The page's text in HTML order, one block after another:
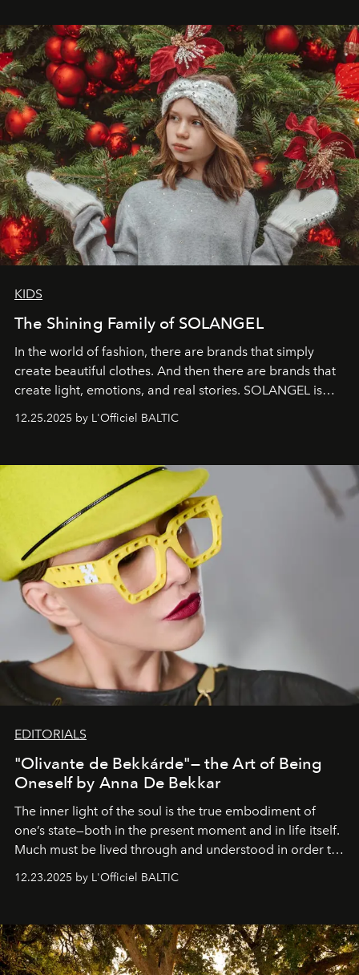
elegance is not hidden by darkness but revealed
through clarity, movement, and presence."
KIDS
The Shining Family of SOLANGEL
In the world of fashion, there are brands that simply
create beautiful clothes. And then there are brands that
create light, emotions, and real stories. SOLANGEL is
12.25.2025 by L'Officiel BALTIC
EDITORIALS
"Olivante de Bekkárde"— the Art of Being
Oneself by Anna De Bekkar
The inner light of the soul is the true embodiment of
one’s state—both in the present moment and in life itself.
Much must be lived through and understood in order to
everyone sees at once, not everyone understands
away. Time is essential, for beneath countless irresistible
masks, something truly beautiful hides modestly, without
seeking attention. To perceive the real essence, one
12.23.2025 by L'Officiel BALTIC